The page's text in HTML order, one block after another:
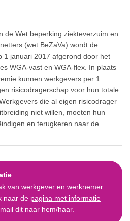
de Wet beperking ziekteverzuim en
(wet BeZaVa) wordt de
1 januari 2017 afgerond door het
WGA-vast en WGA-flex. In plaats
kunnen werkgevers per 1
risicodragerschap voor hun totale
die al eigen risicodrager
niet willen, moeten hun
en terugkeren naar de
van werkgever en werknemer
naar de pagina met informatie
dit naar hem/haar.